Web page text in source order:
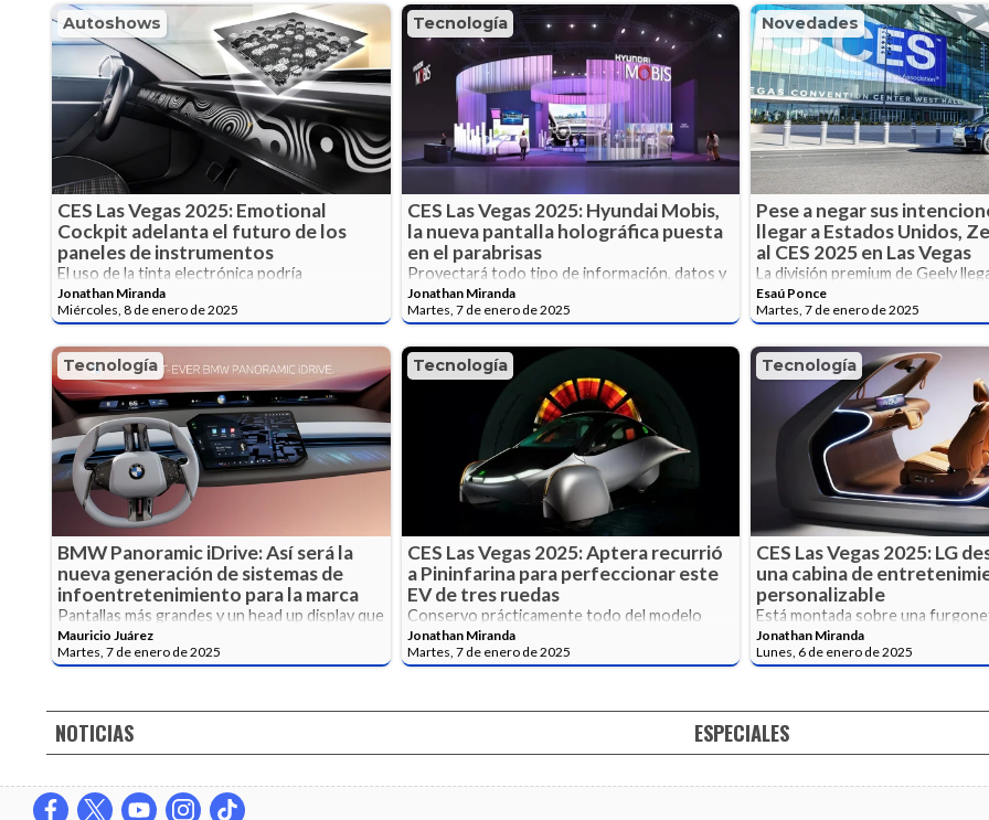
Autoshows
CES Las Vegas 2025: Emotional
Cockpit adelanta el futuro de los
paneles de instrumentos
El uso de la tinta electrónica podría
representar un cambio significativo tanto en
diseño como en funcionalidad.
Jonathan Miranda
Miércoles, 8 de enero de 2025
Tecnología
CES Las Vegas 2025: Hyundai Mobis,
la nueva pantalla holográfica puesta
en el parabrisas
Proyectará todo tipo de información, datos y
entretenimiento con un nivel de calidad
superior
Jonathan Miranda
Martes, 7 de enero de 2025
Novedades
Pese a negar sus
llegar a Estados Unidos,
al CES 2025 en Las Vegas
La división premium de Geely
exhibición con tres modelos
tecnología.
Esaú Ponce
Martes, 7 de enero de 2025
Tecnología
BMW Panoramic iDrive: Así será la
nueva generación de sistemas de
infoentretenimiento para la marca
Pantallas más grandes y un head up display que
abarca toda la parte inferior del parabrisas
para visualizar mejor la información.
Mauricio Juárez
Martes, 7 de enero de 2025
Tecnología
CES Las Vegas 2025: Aptera recurrió
a Pininfarina para perfeccionar este
EV de tres ruedas
Conservo prácticamente todo del modelo
conceptual y fue optimizado en el túnel de
viento de Italia.
Jonathan Miranda
Martes, 7 de enero de 2025
Tecnología
CES Las Vegas 2025: LG
una cabina de
personalizable
Está montada sobre una
diseñada para entretenimiento,
cualquier cosa que se te ocurra.
Jonathan Miranda
Lunes, 6 de enero de 2025
NOTICIAS ESPECIALES